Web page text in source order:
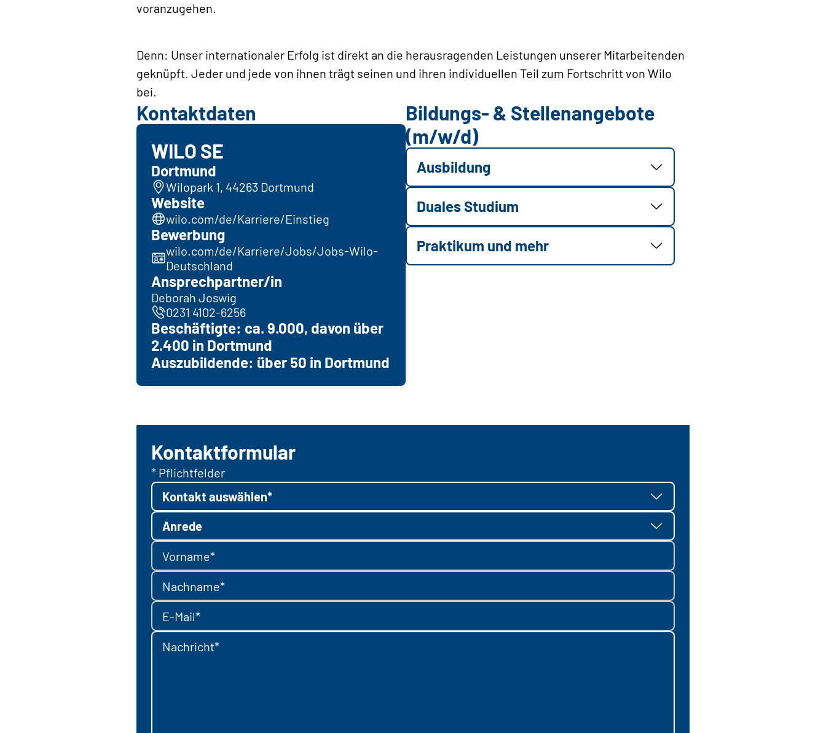
voranzugehen.
Denn: Unser internationaler Erfolg ist direkt an die herausragenden Leistungen unserer Mitarbeitenden
geknüpft. Jeder und jede von ihnen trägt seinen und ihren individuellen Teil zum Fortschritt von Wilo
bei.
Kontaktdaten
WILO SE
Dortmund
Wilopark 1, 44263 Dortmund
Website
wilo.com/de/Karriere/Einstieg
Bewerbung
wilo.com/de/Karriere/Jobs/Jobs-Wilo-
Deutschland
Ansprechpartner/in
Deborah Joswig
0231 4102-6256
Beschäftigte: ca. 9.000, davon über
2.400 in Dortmund
Auszubildende: über 50 in Dortmund
Bildungs- & Stellenangebote
(m/w/d)
Ausbildung
Duales Studium
Praktikum und mehr
Kontaktformular
* Pflichtfelder
Kontakt auswählen*
Anrede
Vorname*
Nachname*
E-Mail*
Nachricht*